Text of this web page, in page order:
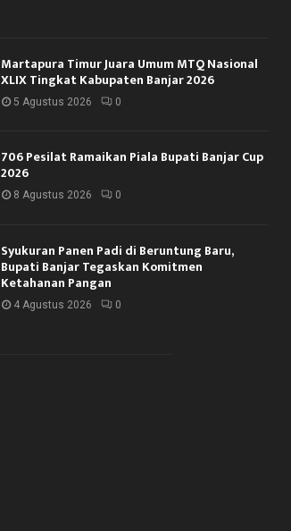
Martapura Timur Juara Umum MTQ Nasional
XLIX Tingkat Kabupaten Banjar 2026
5 Agustus 2026 0
706 Pesilat Ramaikan Piala Bupati Banjar Cup
2026
8 Agustus 2026 0
Syukuran Panen Padi di Beruntung Baru,
Bupati Banjar Tegaskan Komitmen
Ketahanan Pangan
4 Agustus 2026 0